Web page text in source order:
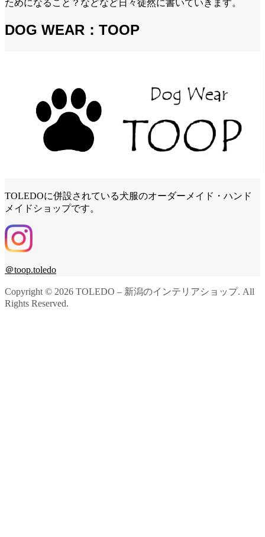
ためになること？などなど日々徒然に書いていきます。
DOG WEAR：TOOP
TOLEDOに併設されている犬服のオーダーメイド・ハンド
メイドショップです。
＠toop.toledo
Copyright © 2026 TOLEDO – 新潟のインテリアショップ. All
Rights Reserved.